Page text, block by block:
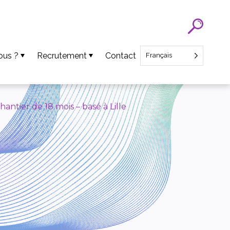
? Recrutement
Recrutement CEO Startup
Contact Français
de 18 mois – basé à Lille